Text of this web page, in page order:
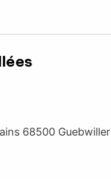
68500 Guebwiller